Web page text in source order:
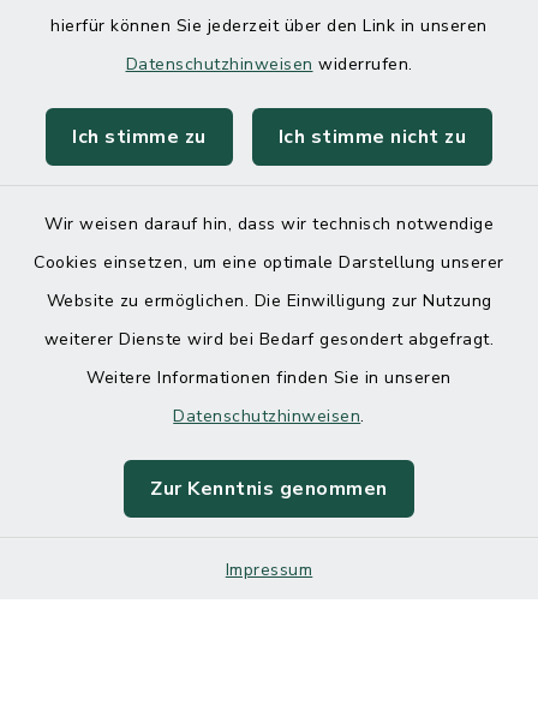
hierfür können Sie jederzeit über den Link in unseren
Datenschutzhinweisen widerrufen.
Ich stimme zu Ich stimme nicht zu
Wir weisen darauf hin, dass wir technisch notwendige
Cookies einsetzen, um eine optimale Darstellung unserer
Website zu ermöglichen. Die Einwilligung zur Nutzung
weiterer Dienste wird bei Bedarf gesondert abgefragt.
Weitere Informationen finden Sie in unseren
Datenschutzhinweisen.
Zur Kenntnis genommen
Impressum
Barrierefreiheit
Impressum
Sitemap